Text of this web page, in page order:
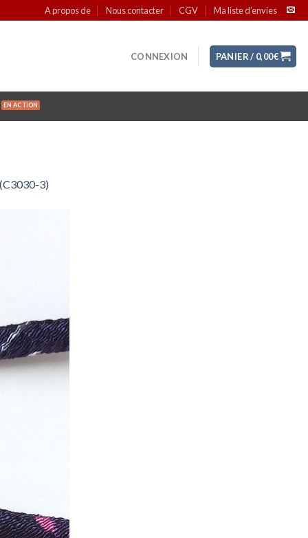
A propos de Nous contacter CGV Ma liste d’envies
CONNEXION PANIER / 0,00€
3)